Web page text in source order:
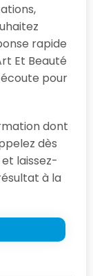
rapide
Et Beauté
pour
dont
dès
laissez-
à la